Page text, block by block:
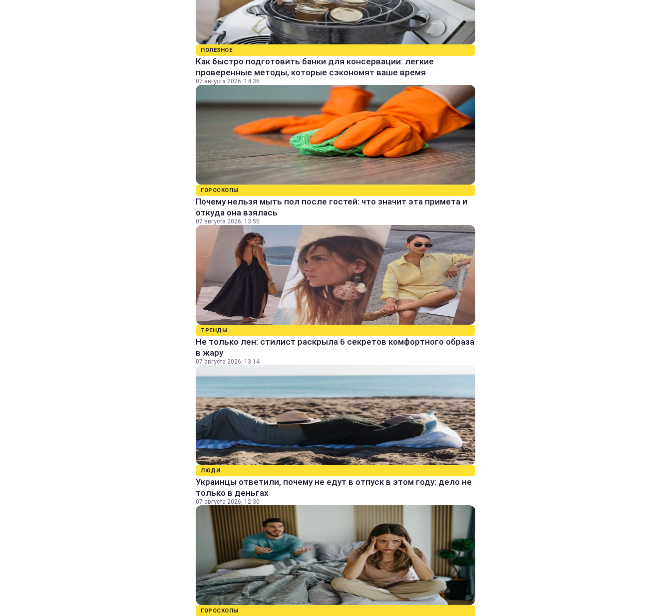
ПОЛЕЗНОЕ
Как быстро подготовить банки для консервации: легкие
проверенные методы, которые сэкономят ваше время
07 августа 2026, 14:36
ГОРОСКОПЫ
Почему нельзя мыть пол после гостей: что значит эта примета и
откуда она взялась
07 августа 2026, 13:55
ТРЕНДЫ
Не только лен: стилист раскрыла 6 секретов комфортного образа
в жару
07 августа 2026, 13:14
ЛЮДИ
Украинцы ответили, почему не едут в отпуск в этом году: дело не
только в деньгах
07 августа 2026, 12:30
ГОРОСКОПЫ